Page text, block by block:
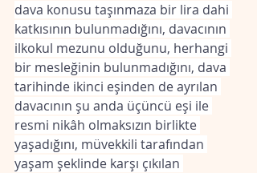
dava konusu taşınmaza bir lira dahi
katkısının bulunmadığını, davacının
ilkokul mezunu olduğunu, herhangi
bir mesleğinin bulunmadığını, dava
tarihinde ikinci eşinden de ayrılan
davacının şu anda üçüncü eşi ile
resmi nikâh olmaksızın birlikte
yaşadığını, müvekkili tarafından
yaşam şeklinde karşı çıkılan